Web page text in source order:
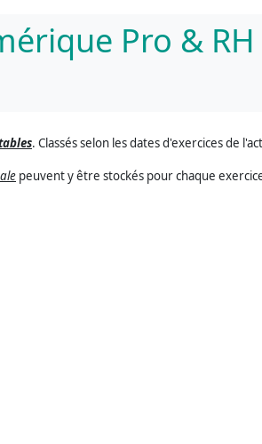
Pro & RH
. Classés selon les dates d'exercices de
peuvent y être stockés pour chaque